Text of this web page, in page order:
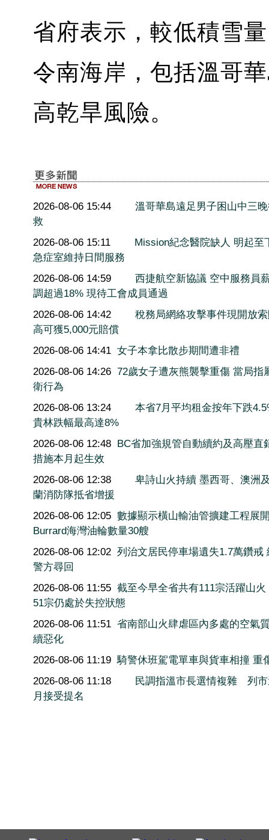
省府表示，較低積雪
令南海岸，包括溫哥
高乾旱風險。
2026-08-06 15:44
溫哥華島遠足男子困山中三
救
2026-08-06 15:11
Mission紀念醫院缺人 明起至
急症室維持日間服務
2026-08-06 14:59
西捷航空新協議 空中服務員
調超過18% 現待工會成員通過
2026-08-06 14:42
稅務局網絡攻擊事件現開放
高可獲5,000元賠償
2026-08-06 14:41 女子本拿比散步期間遭非禮
2026-08-06 14:26 72歲女子遭灰熊襲擊重傷 當局指
衛行為
2026-08-06 13:24
本省7月平均租金按年下跌
貴林跌幅最高達8%
2026-08-06 12:48 BC省加強規管自動續約及高壓直
措施本月起生效
2026-08-06 12:38
卑詩山火持續 墨西哥、澳洲
蘭消防隊抵省增援
2026-08-06 12:05 數據顯示橫山輸油管擴建工程展
Burrard海灣油輪數量30艘
2026-08-06 12:02 列治文居民停車場遺失1.7萬鑽戒
警方尋回
2026-08-06 11:55 截至今早全省共有111宗活躍山火
51宗仍處於失控狀態
2026-08-06 11:51 省南部山火肆虐區內多處的空氣
續惡化
2026-08-06 11:19 騎警休班駕電單車與貨車相撞 重
2026-08-06 11:18
民調指溫市長選情複雜 列
月接受提名